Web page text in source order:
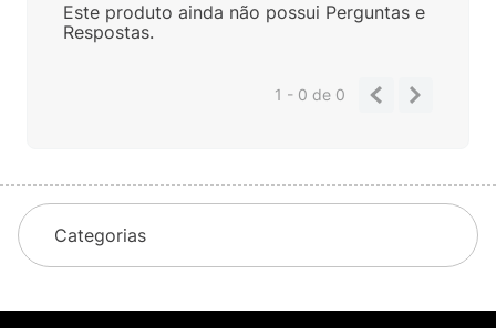
Este produto ainda não possui Perguntas e
Respostas.
1 - 0de 0
Categorias